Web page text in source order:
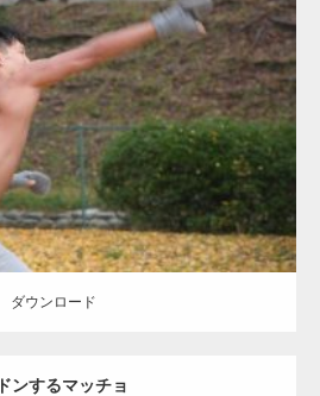
2021.07.8
ョ その他 AKIHITO(細マッチョ) 背中
ダウンロード
ンするマッチョ